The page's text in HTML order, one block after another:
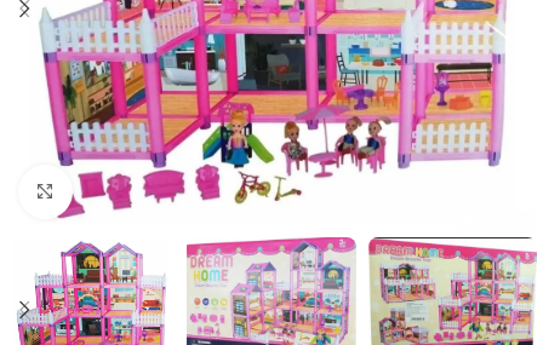
Click to enlarge